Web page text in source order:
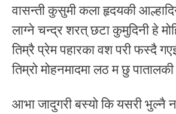
वासन्ती कुसुमी कला हृदयकी
लाग्ने चन्द्र शरत् छटा कुमुदिनी हे
तिम्रै प्रेम पहारका वश परी फस्दै
तिम्रो मोहनमादमा लठ म छु
आभा जादुगरी बस्यो कि यसरी भुल्नै